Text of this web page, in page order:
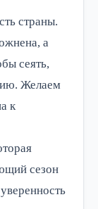
страны.
а
сеять,
Желаем
к
сезон